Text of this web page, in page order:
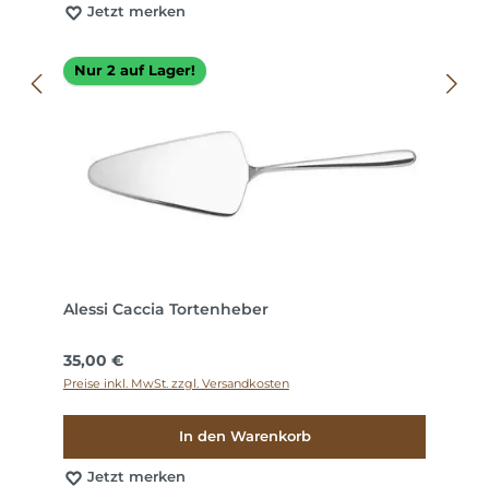
Jetzt merken
Nur 2 auf Lager!
Alessi Caccia Tortenheber
Regulärer Preis:
35,00 €
Preise inkl. MwSt. zzgl. Versandkosten
In den Warenkorb
Jetzt merken